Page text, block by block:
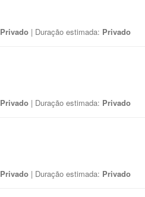
Privado | Duração estimada: Privado
Privado | Duração estimada: Privado
Privado | Duração estimada: Privado